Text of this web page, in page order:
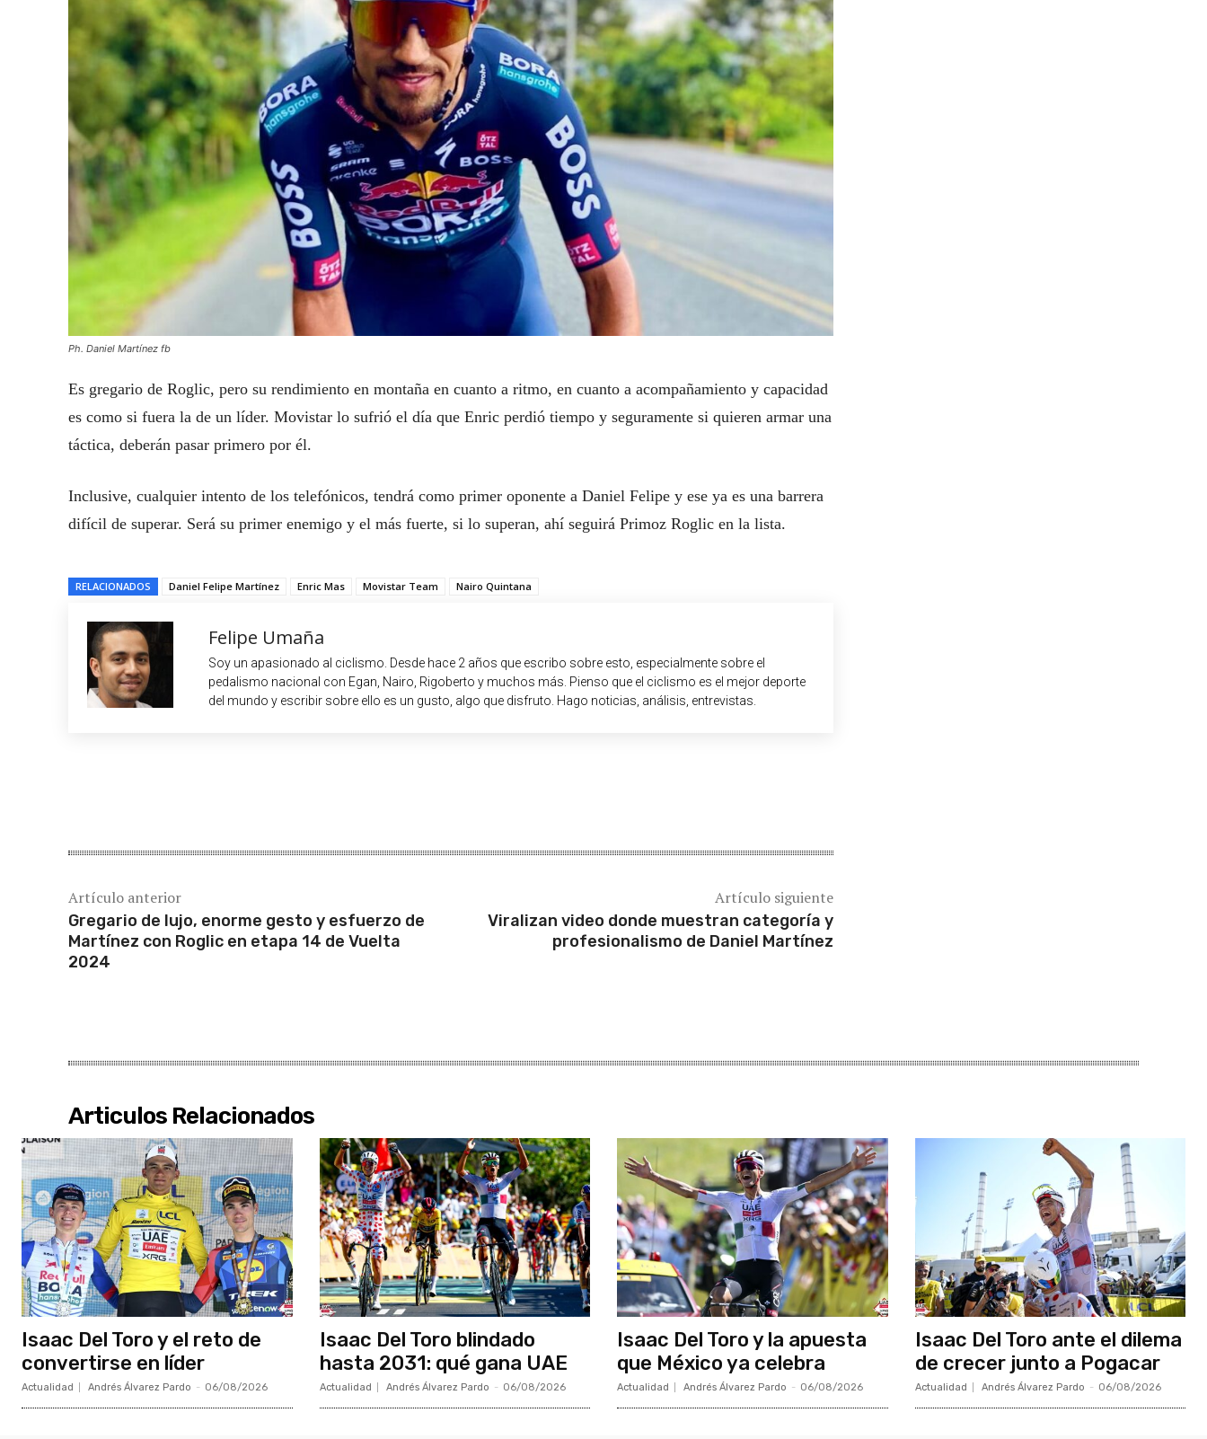
Ph. Daniel Martínez fb
Es gregario de Roglic, pero su rendimiento en montaña en cuanto a ritmo, en cuanto a acompañamiento y capacidad
es como si fuera la de un líder. Movistar lo sufrió el día que Enric perdió tiempo y seguramente si quieren armar una
táctica, deberán pasar primero por él.
Inclusive, cualquier intento de los telefónicos, tendrá como primer oponente a Daniel Felipe y ese ya es una barrera
difícil de superar. Será su primer enemigo y el más fuerte, si lo superan, ahí seguirá Primoz Roglic en la lista.
RELACIONADOS Daniel Felipe Martínez Enric Mas Movistar Team Nairo Quintana
Felipe Umaña
Soy un apasionado al ciclismo. Desde hace 2 años que escribo sobre esto, especialmente sobre el
pedalismo nacional con Egan, Nairo, Rigoberto y muchos más. Pienso que el ciclismo es el mejor deporte
del mundo y escribir sobre ello es un gusto, algo que disfruto. Hago noticias, análisis, entrevistas.
Artículo anterior
Gregario de lujo, enorme gesto y esfuerzo de
Martínez con Roglic en etapa 14 de Vuelta
2024
Artículo siguiente
Viralizan video donde muestran categoría y
profesionalismo de Daniel Martínez
Articulos Relacionados
Isaac Del Toro y el reto de
convertirse en líder
Actualidad Andrés Álvarez Pardo - 06/08/2026
Isaac Del Toro blindado
hasta 2031: qué gana UAE
Actualidad Andrés Álvarez Pardo - 06/08/2026
Isaac Del Toro y la apuesta
que México ya celebra
Actualidad Andrés Álvarez Pardo - 06/08/2026
Isaac Del Toro ante el dilema
de crecer junto a Pogacar
Actualidad Andrés Álvarez Pardo - 06/08/2026